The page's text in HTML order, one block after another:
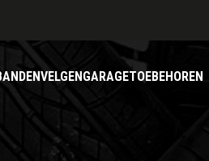
VELGENGARAGETOEBEHOREN